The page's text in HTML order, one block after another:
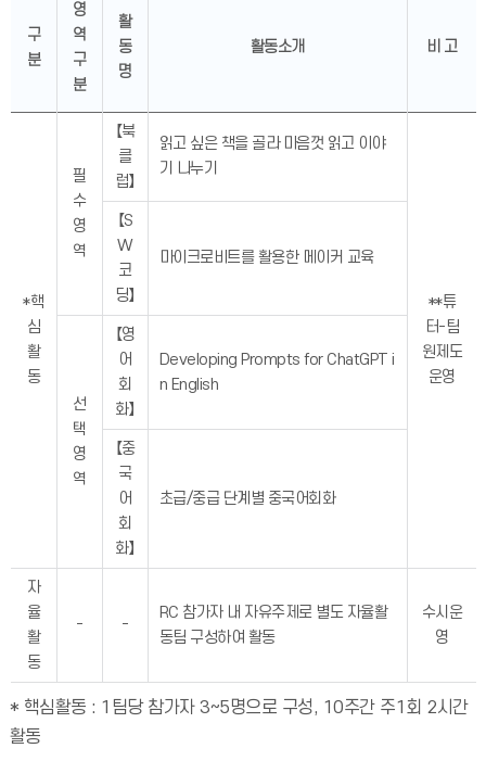
구
분
영
역
구
분
활
동
명
활동소개 비 고
*핵
심
활
동
필
수
영
역
【북
클
럽】
읽고 싶은 책을 골라 마음껏 읽고 이야
기 나누기
**튜
터-팀
원제도
운영
【S
W
코
딩】
마이크로비트를 활용한 메이커 교육
선
택
영
역
【영
어
회
화】
Developing Prompts for ChatGPT i
n English
【중
국
어
회
화】
초급/중급 단계별 중국어회화
자
율
활
동
- -
RC 참가자 내 자유주제로 별도 자율활
동팀 구성하여 활동
수시운
영
* 핵심활동 : 1팀당 참가자 3~5명으로 구성, 10주간 주1회 2시간
활동